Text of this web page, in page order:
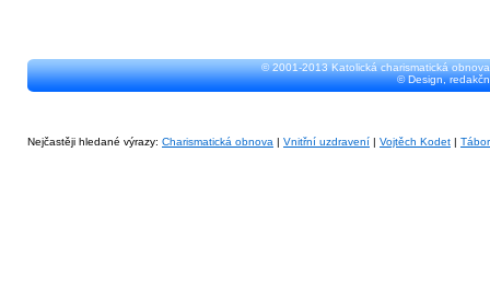
© 2001-2013 Katolická charismatická
© Design,
Nejčastěji hledané výrazy: Charismatická obnova | Vnitřní uzdravení | Vojtěch Kodet |